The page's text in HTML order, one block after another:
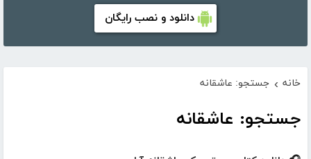
دانلود و نصب رایگان
خانه › جستجو: عاشقانه
جستجو: عاشقانه